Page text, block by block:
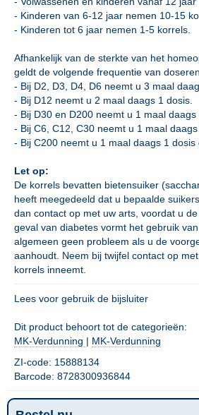
- Kinderen van 6-12 jaar nemen 10-15
- Kinderen tot 6 jaar nemen 1-5 korrels.
Afhankelijk van de sterkte van het
geldt de volgende frequentie van
- Bij D2, D3, D4, D6 neemt u 3 maal
- Bij D12 neemt u 2 maal daags 1 dosis.
- Bij D30 en D200 neemt u 1 maal daags
- Bij C6, C12, C30 neemt u 1 maal
- Bij C200 neemt u 1 maal daags 1
Let op:
De korrels bevatten bietensuiker
heeft meegedeeld dat u bepaalde
dan contact op met uw arts, voordat u
geval van diabetes vormt het gebruik
algemeen geen probleem als u de
aanhoudt. Neem bij twijfel contact op
korrels inneemt.
Lees voor gebruik de bijsluiter
Dit product behoort tot de categorieën:
MK-Verdunning | MK-Verdunning
ZI-code: 15888134
Barcode: 8728300936844